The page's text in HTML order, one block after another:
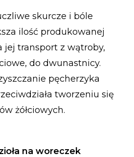
skurcze i bóle
ilość produkowanej
jej transport z wątroby,
do dwunastnicy.
pęcherzyka
tworzeniu się
żółciowych.
na woreczek